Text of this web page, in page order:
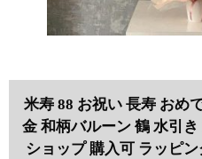
米寿 88 お祝い 長寿 おめ
金 和柄バルーン 鶴 水引
ショップ 購入可 ラッピ